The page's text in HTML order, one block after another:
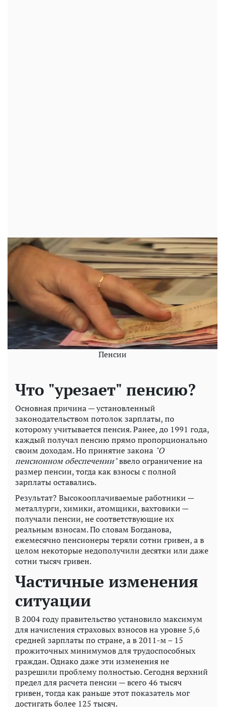
Пенсии
Что "урезает" пенсию?
Основная причина — установленный
законодательством потолок зарплаты, по
которому учитывается пенсия. Ранее, до 1991 года,
каждый получал пенсию прямо пропорционально
своим доходам. Но принятие закона "О
пенсионном обеспечении"ввело ограничение на
размер пенсии, тогда как взносы с полной
зарплаты оставались.
Результат? Высокооплачиваемые работники —
металлурги, химики, атомщики, вахтовики —
получали пенсии, не соответствующие их
реальным взносам. По словам Богданова,
ежемесячно пенсионеры теряли сотни гривен, а в
целом некоторые недополучили десятки или даже
сотни тысяч гривен.
Частичные изменения
ситуации
В 2004 году правительство установило максимум
для начисления страховых взносов на уровне 5,6
средней зарплаты по стране, а в 2011-м – 15
прожиточных минимумов для трудоспособных
граждан. Однако даже эти изменения не
разрешили проблему полностью. Сегодня верхний
предел для расчета пенсии — всего 46 тысяч
гривен, тогда как раньше этот показатель мог
достигать более 125 тысяч.